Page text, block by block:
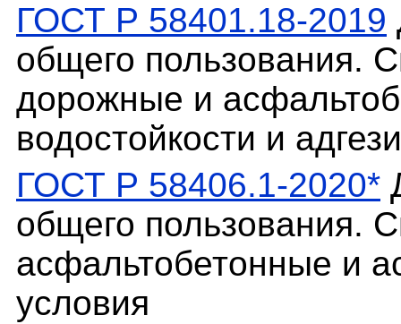
ГОСТ Р 58401.18-2019
общего пользования.
дорожные и
водостойкости и
ГОСТ Р 58406.1-2020*
общего пользования.
асфальтобетонные и
условия